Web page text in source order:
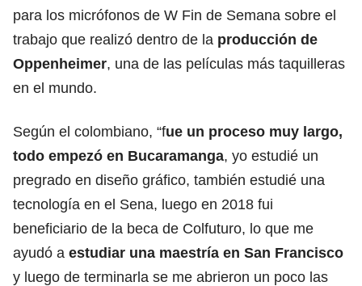
para los micrófonos de W Fin de Semana sobre el
trabajo que realizó dentro de la producción de
Oppenheimer, una de las películas más taquilleras
en el mundo.
Según el colombiano, “fue un proceso muy largo,
todo empezó en Bucaramanga, yo estudié un
pregrado en diseño gráfico, también estudié una
tecnología en el Sena, luego en 2018 fui
beneficiario de la beca de Colfuturo, lo que me
ayudó a estudiar una maestría en San Francisco
y luego de terminarla se me abrieron un poco las